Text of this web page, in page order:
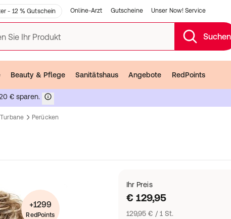
- 12 % Gutschein Online-Arzt Gutscheine Unser Now! Service
Sie Ihr Produkt Suchen
Beauty & Pflege Sanitätshaus Angebote RedPoints
€ sparen.
Perücken
+1299
RedPoints
Ihr Preis
€ 129,95
129,95 € / 1 St.